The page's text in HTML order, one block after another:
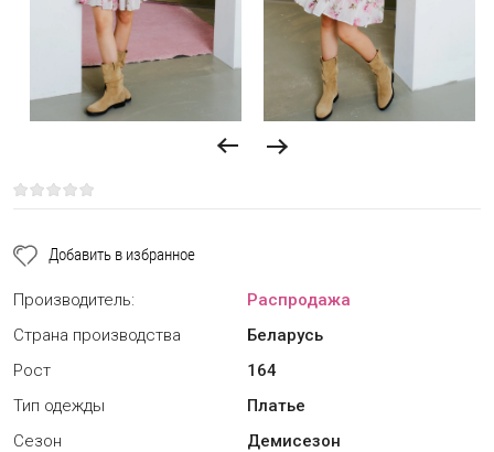
Добавить в избранное
Производитель:
Распродажа
Страна производства
Беларусь
Рост
164
Тип одежды
Платье
Сезон
Демисезон